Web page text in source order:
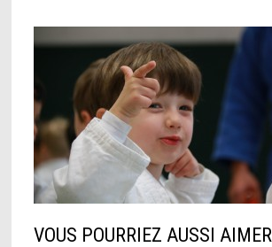
VOUS POURRIEZ AUSSI AIMER